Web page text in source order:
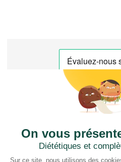
CTN FRANCE
2 rue du Puits Dixme 604
94310 ORLY